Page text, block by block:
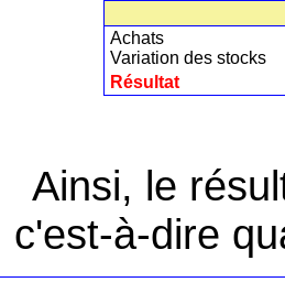
Achats
Variation des stocks
Résultat
Ainsi, le
c'est-à-dire